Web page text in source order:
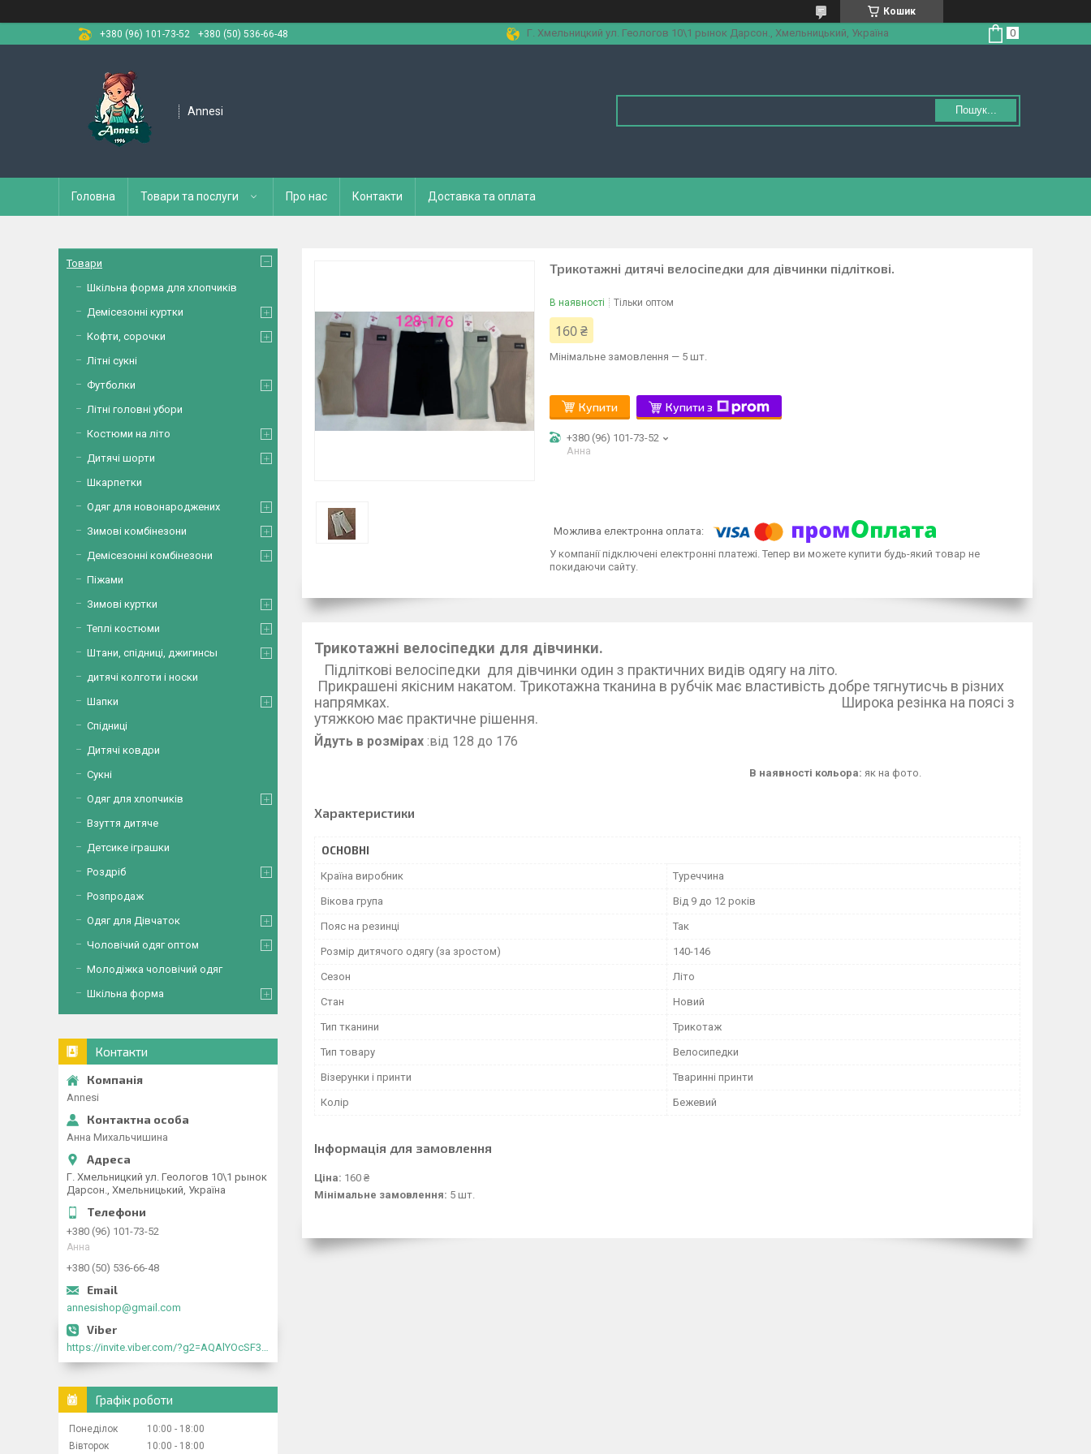
Кошик
+380 (96) 101-73-52
+380 (50) 536-66-48 Г. Хмельницкий ул. Геологов 10\1 рынок Дарсон., Хмельницький, Україна
Annesi Пошук...
Головна Товари та послуги Про нас Контакти Доставка та оплата
Трикотажні дитячі велосіпедки для дівчинки підліткові.
В наявності Тільки оптом
160 ₴
Мінімальне замовлення — 5 шт.
Купити Купити з
+380 (96) 101-73-52
Анна
У компанії підключені електронні платежі. Тепер ви можете купити будь-який товар не
покидаючи сайту.
Трикотажні велосіпедки для дівчинки.
Підліткові велосіпедки для дівчинки один з практичних видів одягу на літо.
Прикрашені якісним накатом. Трикотажна тканина в рубчік має властивість добре тягнутисчь в різних
напрямках. Широка резінка на поясі з
утяжкою має практичне рішення.
Йдуть в розмірах :від 128 до 176
В наявності кольора: як на фото.
Характеристики
ОСНОВНІ
Країна виробник Туреччина
Вікова група Від 9 до 12 років
Пояс на резинці Так
Розмір дитячого одягу (за зростом) 140-146
Сезон Літо
Стан Новий
Тип тканини Трикотаж
Тип товару Велосипедки
Візерунки і принти Тваринні принти
Колір Бежевий
Інформація для замовлення
Ціна: 160 ₴
Мінімальне замовлення: 5 шт.
Товари
Шкільна форма для хлопчиків
Демісезонні куртки
Кофти, сорочки
Літні сукні
Футболки
Літні головні убори
Костюми на літо
Дитячі шорти
Шкарпетки
Одяг для новонароджених
Зимові комбінезони
Демісезонні комбінезони
Піжами
Зимові куртки
Теплі костюми
Штани, спідниці, джигинсы
дитячі колготи і носки
Шапки
Спідниці
Дитячі ковдри
Сукні
Одяг для хлопчиків
Взуття дитяче
Детсике іграшки
Роздріб
Розпродаж
Одяг для Дівчаток
Чоловічий одяг оптом
Молодіжка чоловічий одяг
Шкільна форма
Контакти
Annesi
Анна Михальчишина
Г. Хмельницкий ул. Геологов 10\1 рынок
Дарсон., Хмельницький, Україна
+380 (96) 101-73-52
Анна
+380 (50) 536-66-48
annesishop@gmail.com
https://invite.viber.com/?g2=AQAlYOcSF30rb0kdJdojYDWtk4sNE5eWPg2Om5jJmRlpJwnTwfwnCzMMxer2vioZ"
Графік роботи
Понеділок 10:00
18:00
Вівторок
10:00 18:00